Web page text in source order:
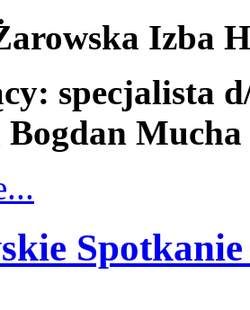
Izba
specjalista
Bogdan Mucha